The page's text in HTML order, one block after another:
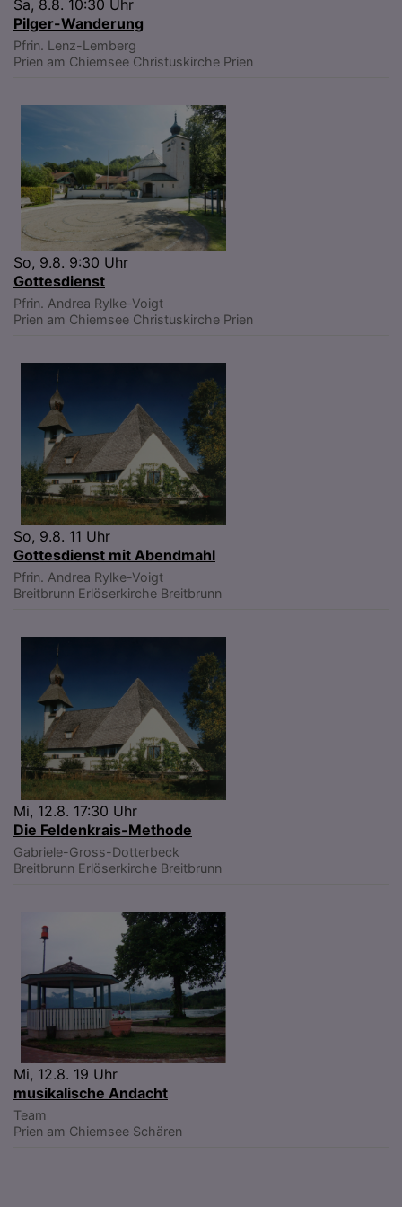
Sa, 8.8. 10:30 Uhr
Pilger-Wanderung
Pfrin. Lenz-Lemberg
Prien am Chiemsee Christuskirche Prien
So, 9.8. 9:30 Uhr
Gottesdienst
Pfrin. Andrea Rylke-Voigt
Prien am Chiemsee Christuskirche Prien
So, 9.8. 11 Uhr
Gottesdienst mit Abendmahl
Pfrin. Andrea Rylke-Voigt
Breitbrunn Erlöserkirche Breitbrunn
Mi, 12.8. 17:30 Uhr
Die Feldenkrais-Methode
Gabriele-Gross-Dotterbeck
Breitbrunn Erlöserkirche Breitbrunn
Mi, 12.8. 19 Uhr
musikalische Andacht
Team
Prien am Chiemsee Schären